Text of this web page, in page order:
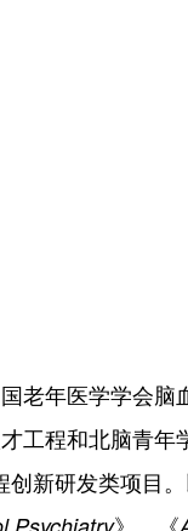
老年医学学会脑
工程和北脑青年
新研发类项目